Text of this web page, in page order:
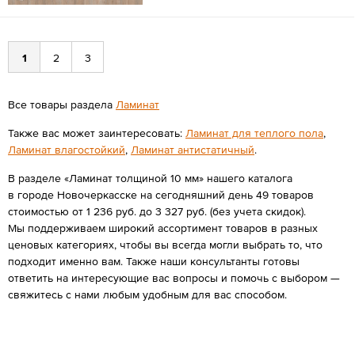
1 2 3
Все товары раздела Ламинат
Также вас может заинтересовать: Ламинат для теплого пола,
Ламинат влагостойкий, Ламинат антистатичный.
В разделе «Ламинат толщиной 10 мм» нашего каталога
в городе Новочеркасске на сегодняшний день 49 товаров
стоимостью от 1 236 руб. до 3 327 руб. (без учета скидок).
Мы поддерживаем широкий ассортимент товаров в разных
ценовых категориях, чтобы вы всегда могли выбрать то, что
подходит именно вам. Также наши консультанты готовы
ответить на интересующие вас вопросы и помочь с выбором —
свяжитесь с нами любым удобным для вас способом.